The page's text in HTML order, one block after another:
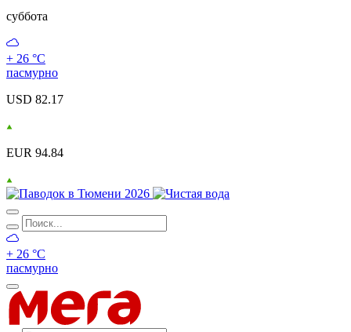
суббота
+ 26 °С
пасмурно
USD 82.17
EUR 94.84
+ 26 °С
пасмурно